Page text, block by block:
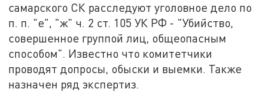
самарского СК расследуют уголовное дело по
п. п. "е", "ж" ч. 2 ст. 105 УК РФ - "Убийство,
совершенное группой лиц, общеопасным
способом". Известно что комитетчики
проводят допросы, обыски и выемки. Также
назначен ряд экспертиз.